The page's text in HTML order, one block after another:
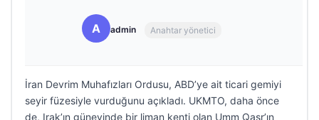
A admin Anahtar yönetici
İran Devrim Muhafızları Ordusu, ABD’ye ait ticari gemiyi
seyir füzesiyle vurduğunu açıkladı. UKMTO, daha önce
de, Irak’ın güneyinde bir liman kenti olan Umm Qasr’ın